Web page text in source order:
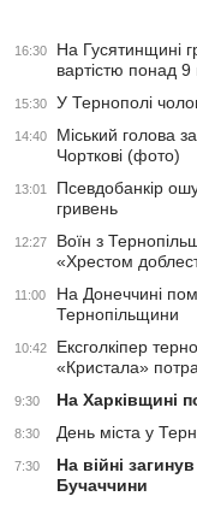
16:30
На Гусятинщині
вартістю понад
15:30 У Тернополі
14:40
Міський голова
Чорткові (фото)
13:01
Псевдобанкір
гривень
12:27
Воїн з
«Хрестом
11:00
На Донеччині
Тернопільщини
10:42
Ексголкіпер
«Кристала»
9:30 На Харківщині
8:30 День міста у
7:30
На війні
Бучаччини